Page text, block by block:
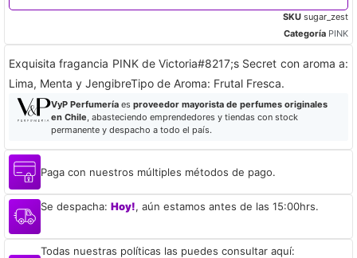
SKU sugar_zest
Categoría PINK
Exquisita fragancia PINK de Victoria#8217;s Secret con aroma a:
Lima, Menta y JengibreTipo de Aroma: Frutal Fresca.
VyP Perfumeríaes proveedor mayorista de perfumes originales
en Chile, abasteciendo emprendedores y tiendas con stock
permanente y despacho a todo el país.
Paga con nuestros múltiples métodos de pago.
Se despacha: Hoy!, aún estamos antes de las 15:00hrs.
Todas nuestras políticas las puedes consultar aquí: